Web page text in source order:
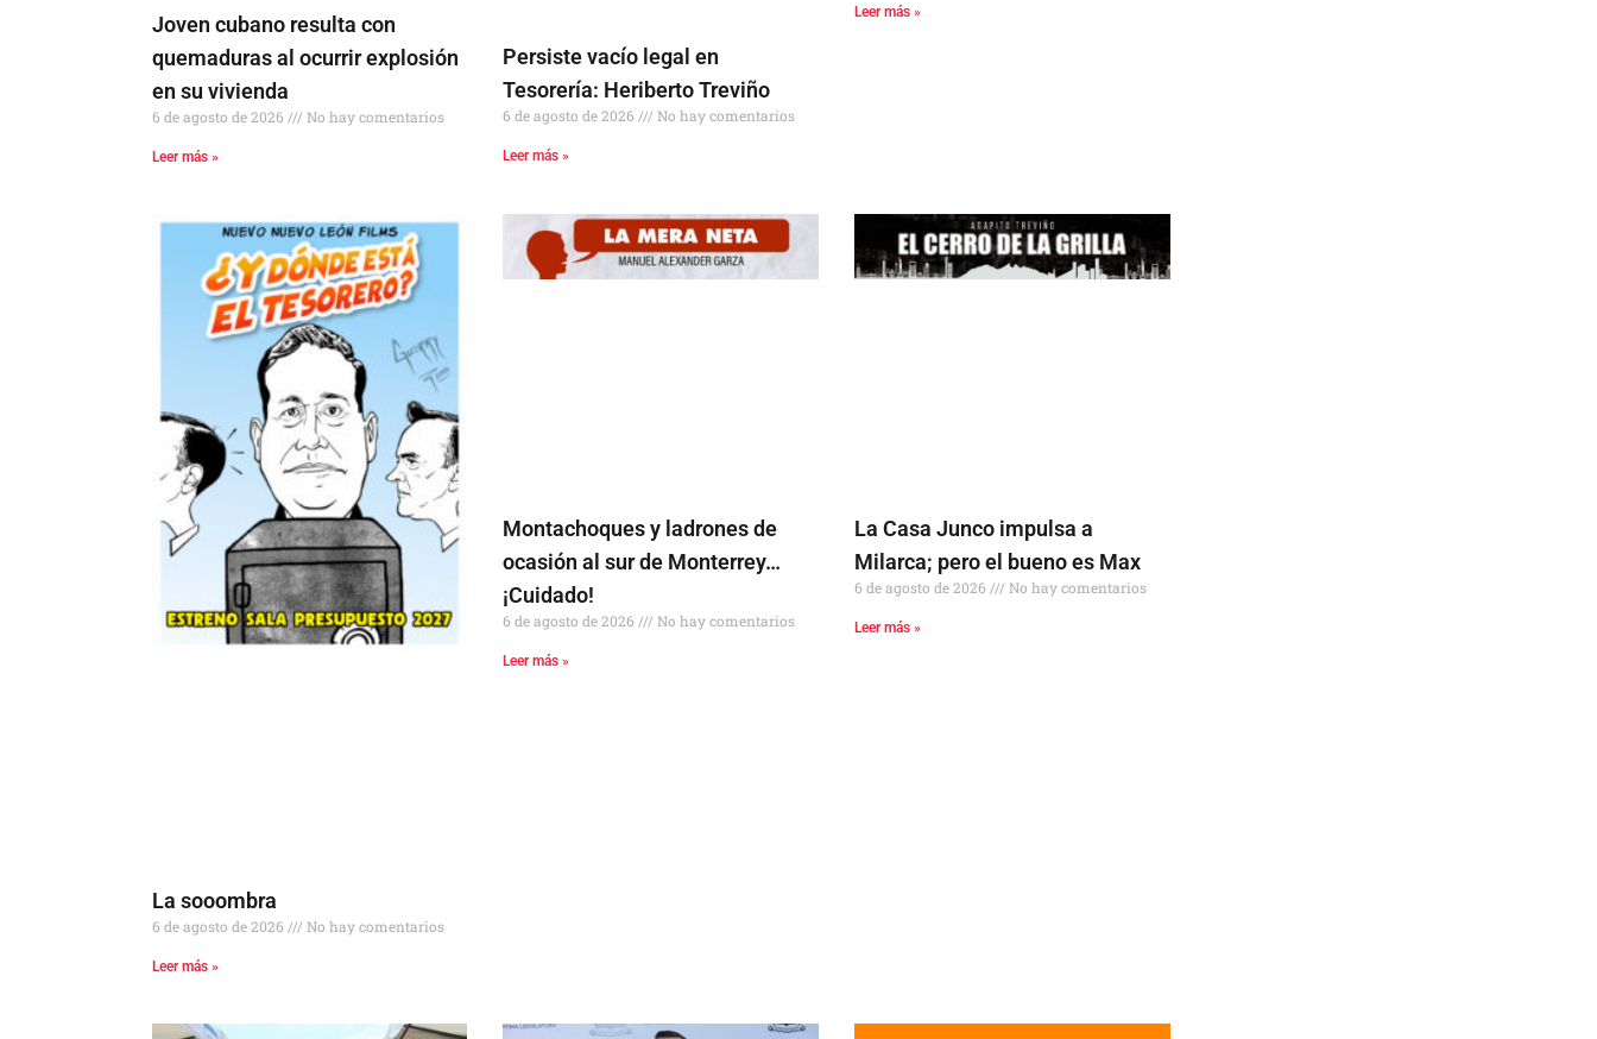
Joven cubano resulta con
quemaduras al ocurrir explosión
en su vivienda
6 de agosto de 2026 No hay comentarios
Leer más »
Persiste vacío legal en
Tesorería: Heriberto Treviño
6 de agosto de 2026 No hay comentarios
Leer más »
Leer más »
La sooombra
6 de agosto de 2026 No hay comentarios
Leer más »
Montachoques y ladrones de
ocasión al sur de Monterrey…
¡Cuidado!
6 de agosto de 2026 No hay comentarios
Leer más »
La Casa Junco impulsa a
Milarca; pero el bueno es Max
6 de agosto de 2026 No hay comentarios
Leer más »